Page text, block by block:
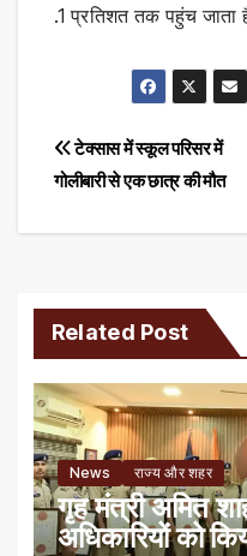
.1 प्रतिशत तक पहुंच जाता
Post
navigation
टेक्सास में स्कूल परिसर में
गोलीबारी से एक छात्र की मौत
Related Post
News राज्य और शहर
गृह मंत्री अमित
अधिकारियों को